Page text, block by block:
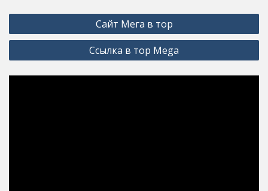
Post
navigation
Сайт Мега в тор
Ссылка в тор Mega